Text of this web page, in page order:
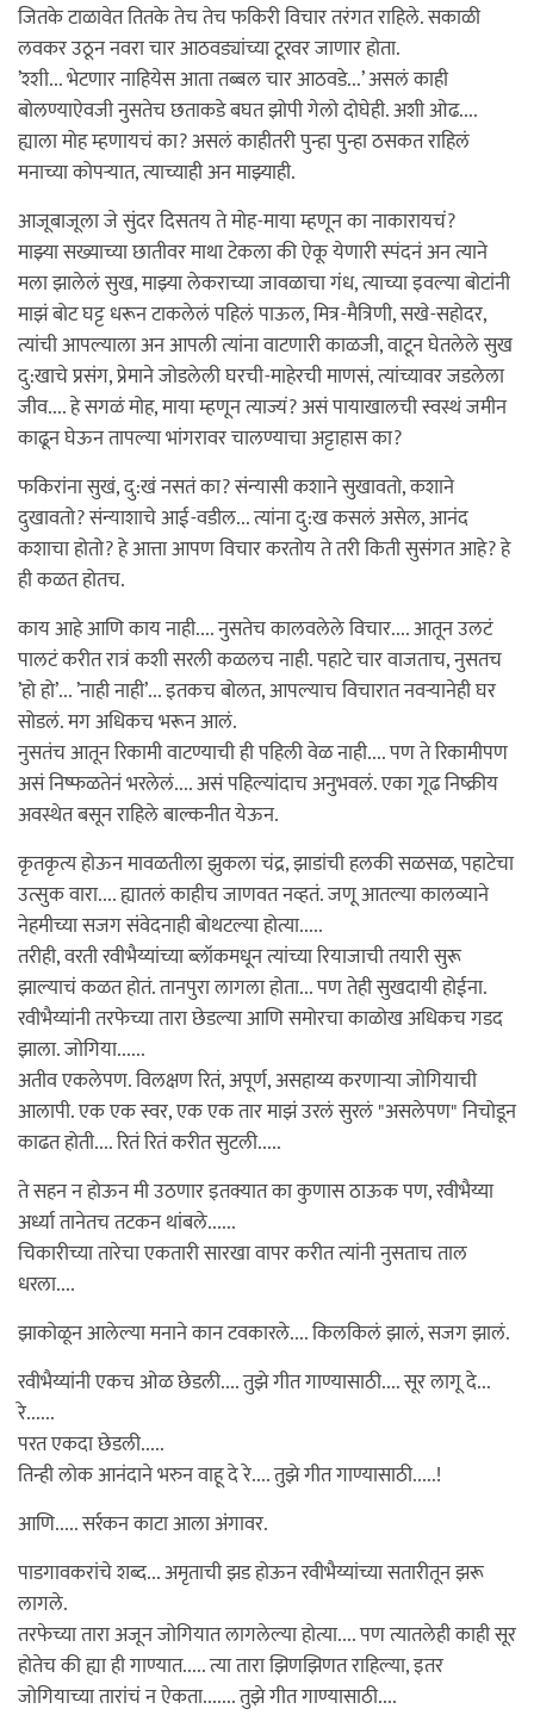
जितके टाळावेत तितके तेच तेच फकिरी विचार तरंगत राहिले. सकाळी
लवकर उठून नवरा चार आठवड्यांच्या टूरवर जाणार होता.
’श्शी... भेटणार नाहियेस आता तब्बल चार आठवडे...’ असलं काही
बोलण्याऐवजी नुसतेच छताकडे बघत झोपी गेलो दोघेही. अशी ओढ....
ह्याला मोह म्हणायचं का? असलं काहीतरी पुन्हा पुन्हा ठसकत राहिलं
मनाच्या कोपर्‍यात, त्याच्याही अन माझ्याही.
आजूबाजूला जे सुंदर दिसतय ते मोह-माया म्हणून का नाकारायचं?
माझ्या सख्याच्या छातीवर माथा टेकला की ऐकू येणारी स्पंदनं अन त्याने
मला झालेलं सुख, माझ्या लेकराच्या जावळाचा गंध, त्याच्या इवल्या बोटांनी
माझं बोट घट्ट धरून टाकलेलं पहिलं पाऊल, मित्र-मैत्रिणी, सखे-सहोदर,
त्यांची आपल्याला अन आपली त्यांना वाटणारी काळजी, वाटून घेतलेले सुख
दु:खाचे प्रसंग, प्रेमाने जोडलेली घरची-माहेरची माणसं, त्यांच्यावर जडलेला
जीव.... हे सगळं मोह, माया म्हणून त्याज्यं? असं पायाखालची स्वस्थं जमीन
काढून घेऊन तापल्या भांगरावर चालण्याचा अट्टाहास का?
फकिरांना सुखं, दु:खं नसतं का? संन्यासी कशाने सुखावतो, कशाने
दुखावतो? संन्याशाचे आई-वडील... त्यांना दु:ख कसलं असेल, आनंद
कशाचा होतो? हे आत्ता आपण विचार करतोय ते तरी किती सुसंगत आहे? हे
ही कळत होतच.
काय आहे आणि काय नाही.... नुसतेच कालवलेले विचार.... आतून उलटं
पालटं करीत रात्रं कशी सरली कळलच नाही. पहाटे चार वाजताच, नुसतच
’हो हो’... ’नाही नाही’... इतकच बोलत, आपल्याच विचारात नवर्‍यानेही घर
सोडलं. मग अधिकच भरून आलं.
नुसतंच आतून रिकामी वाटण्याची ही पहिली वेळ नाही.... पण ते रिकामीपण
असं निष्फळतेनं भरलेलं.... असं पहिल्यांदाच अनुभवलं. एका गूढ निष्क्रीय
अवस्थेत बसून राहिले बाल्कनीत येऊन.
कृतकृत्य होऊन मावळतीला झुकला चंद्र, झाडांची हलकी सळसळ, पहाटेचा
उत्सुक वारा.... ह्यातलं काहीच जाणवत नव्हतं. जणू आतल्या कालव्याने
नेहमीच्या सजग संवेदनाही बोथटल्या होत्या.....
तरीही, वरती रवीभैय्यांच्या ब्लॉकमधून त्यांच्या रियाजाची तयारी सुरू
झाल्याचं कळत होतं. तानपुरा लागला होता... पण तेही सुखदायी होईना.
रवीभैय्यांनी तरफेच्या तारा छेडल्या आणि समोरचा काळोख अधिकच गडद
झाला. जोगिया......
अतीव एकलेपण. विलक्षण रितं, अपूर्ण, असहाय्य करणार्‍या जोगियाची
आलापी. एक एक स्वर, एक एक तार माझं उरलं सुरलं "असलेपण" निचोडून
काढत होती.... रितं रितं करीत सुटली.....
ते सहन न होऊन मी उठणार इतक्यात का कुणास ठाऊक पण, रवीभैय्या
अर्ध्या तानेतच तटकन थांबले......
चिकारीच्या तारेचा एकतारी सारखा वापर करीत त्यांनी नुसताच ताल
धरला....
झाकोळून आलेल्या मनाने कान टवकारले.... किलकिलं झालं, सजग झालं.
रवीभैय्यांनी एकच ओळ छेडली.... तुझे गीत गाण्यासाठी.... सूर लागू दे...
रे......
परत एकदा छेडली.....
तिन्ही लोक आनंदाने भरुन वाहू दे रे.... तुझे गीत गाण्यासाठी.....!
आणि..... सर्रकन काटा आला अंगावर.
पाडगावकरांचे शब्द... अमृताची झड होऊन रवीभैय्यांच्या सतारीतून झरू
लागले.
तरफेच्या तारा अजून जोगियात लागलेल्या होत्या.... पण त्यातलेही काही सूर
होतेच की ह्या ही गाण्यात..... त्या तारा झिणझिणत राहिल्या, इतर
जोगियाच्या तारांचं न ऐकता....... तुझे गीत गाण्यासाठी....